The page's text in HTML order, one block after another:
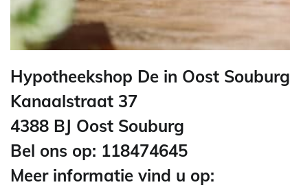
Hypotheekshop De in Oost Souburg
Kanaalstraat 37
4388 BJ Oost Souburg
Bel ons op: 118474645
Meer informatie vind u op: